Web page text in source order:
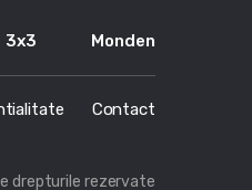
3x3 Monden
Contact
drepturile rezervate